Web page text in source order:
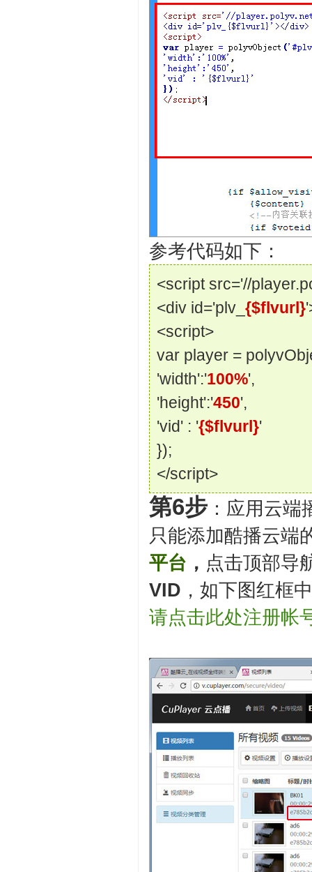
参考代码如下：
<script src='//
<div id='plv_ {$flvurl}
<script>
var player =
'width':'100%',
'height':'450',
'vid' : '{$flvurl}'
});
</script>
第6步 ：应用云
只能添加酷播云端
平台 ， 点击顶部导
VID ，如下图红框
请点击此处注册帐